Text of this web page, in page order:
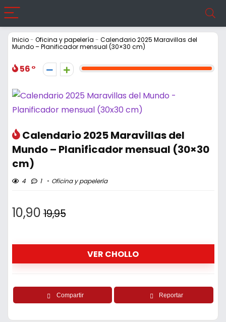
Inicio- Oficina y papelería - Calendario 2025 Maravillas del
Mundo – Planificador mensual (30×30 cm)
56
Calendario 2025 Maravillas del
Mundo – Planificador mensual (30×30
cm)
4 1 Oficina y papelería
10,90 19,95
VER CHOLLO
Compartir Reportar